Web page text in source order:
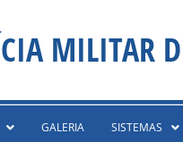
MILITAR
GALERIA SISTEMAS